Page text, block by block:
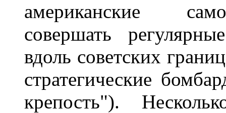
американские
совершать
вдоль советских
стратегические
крепость").